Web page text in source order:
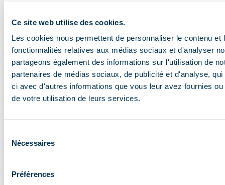
Ce site web utilise des cookies.
Les cookies nous permettent de personnaliser le contenu
fonctionnalités relatives aux médias sociaux et d'analyser
partageons également des informations sur l'utilisation de
partenaires de médias sociaux, de publicité et d'analyse,
ci avec d'autres informations que vous leur avez fournies
de votre utilisation de leurs services.
Nécessaires
Préférences
Blog et actualités
Les animaux de la
vallée : où et
L’art de se détendre à
Méribel
Randonner sur un
glacier à 3000m
VTT DH